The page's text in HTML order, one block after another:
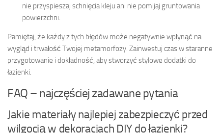
nie przyspieszaj schnięcia kleju ani nie pomijaj gruntowania
powierzchni.
Pamiętaj, że każdy z tych błędów może negatywnie wpłynąć na
wygląd i trwałość Twojej metamorfozy. Zainwestuj czas w staranne
przygotowanie i dokładność, aby stworzyć stylowe dodatki do
łazienki.
FAQ – najczęściej zadawane pytania
Jakie materiały najlepiej zabezpieczyć przed
wilgocią w dekoracjach DIY do łazienki?